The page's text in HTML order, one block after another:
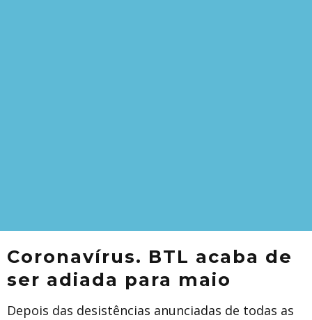
Coronavírus. BTL acaba de
ser adiada para maio
Depois das desistências anunciadas de todas as